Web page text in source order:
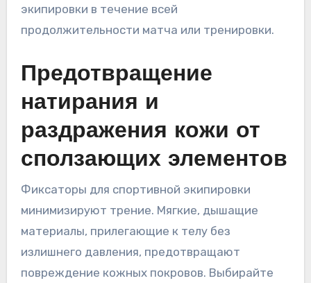
экипировки в течение всей
продолжительности матча или тренировки.
Предотвращение
натирания и
раздражения кожи от
сползающих элементов
Фиксаторы для спортивной экипировки
минимизируют трение. Мягкие, дышащие
материалы, прилегающие к телу без
излишнего давления, предотвращают
повреждение кожных покровов. Выбирайте